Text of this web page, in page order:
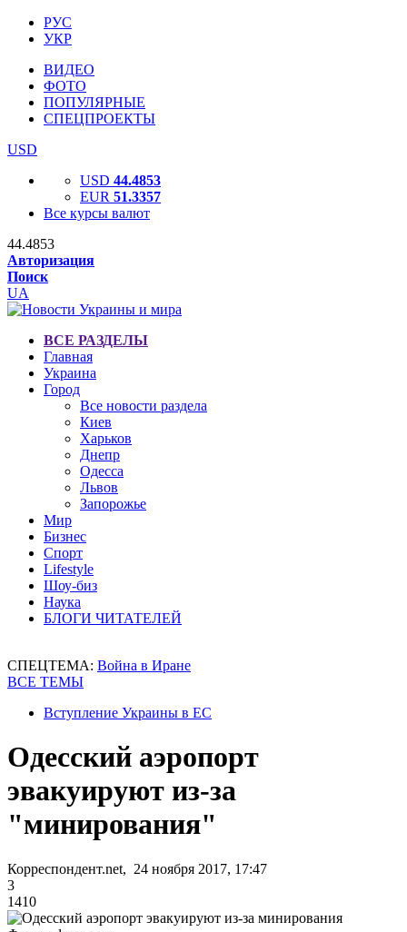
РУС
УКР
ВИДЕО
ФОТО
ПОПУЛЯРНЫЕ
СПЕЦПРОЕКТЫ
USD
USD 44.4853
EUR 51.3357
Все курсы валют
44.4853
Авторизация
Поиск
UA
ВСЕ РАЗДЕЛЫ
Главная
Украина
Город
Все новости раздела
Киев
Харьков
Днепр
Одесса
Львов
Запорожье
Мир
Бизнес
Спорт
Lifestyle
Шоу-биз
Наука
БЛОГИ ЧИТАТЕЛЕЙ
СПЕЦТЕМА: Война в Иране
ВСЕ ТЕМЫ
Вступление Украины в ЕС
Одесский аэропорт
эвакуируют из-за
"минирования"
Корреспондент.net, 24 ноября 2017, 17:47
3
1410